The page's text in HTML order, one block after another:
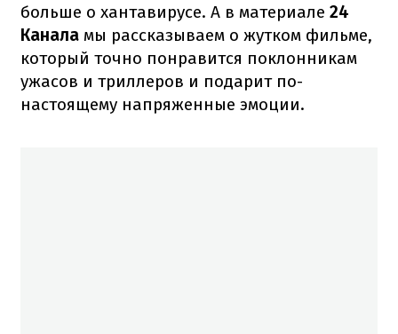
больше о хантавирусе. А в материале 24
Канала мы рассказываем о жутком фильме,
который точно понравится поклонникам
ужасов и триллеров и подарит по-
настоящему напряженные эмоции.